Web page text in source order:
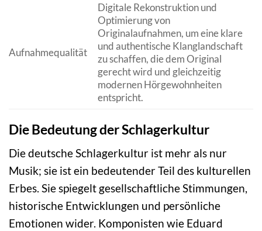
Aufnahmequalität
Digitale Rekonstruktion und
Optimierung von
Originalaufnahmen, um eine klare
und authentische Klanglandschaft
zu schaffen, die dem Original
gerecht wird und gleichzeitig
modernen Hörgewohnheiten
entspricht.
Die Bedeutung der Schlagerkultur
Die deutsche Schlagerkultur ist mehr als nur
Musik; sie ist ein bedeutender Teil des kulturellen
Erbes. Sie spiegelt gesellschaftliche Stimmungen,
historische Entwicklungen und persönliche
Emotionen wider. Komponisten wie Eduard